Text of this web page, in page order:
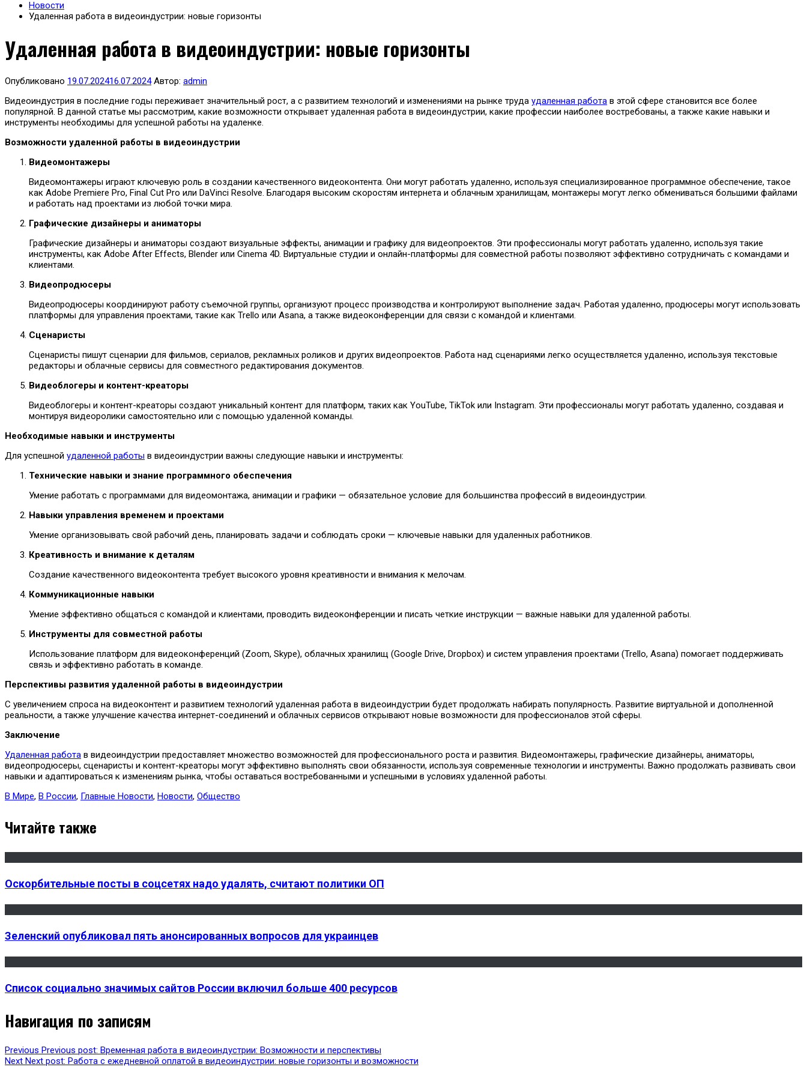
Новости
Удаленная работа в видеоиндустрии: новые горизонты
Удаленная работа в видеоиндустрии: новые горизонты
Опубликовано 19.07.202416.07.2024Автор: admin
Видеоиндустрия в последние годы переживает значительный рост, а с развитием технологий и изменениями на рынке труда удаленная работа в этой сфере становится все более
популярной. В данной статье мы рассмотрим, какие возможности открывает удаленная работа в видеоиндустрии, какие профессии наиболее востребованы, а также какие навыки и
инструменты необходимы для успешной работы на удаленке.
Возможности удаленной работы в видеоиндустрии
Видеомонтажеры
Видеомонтажеры играют ключевую роль в создании качественного видеоконтента. Они могут работать удаленно, используя специализированное программное обеспечение, такое
как Adobe Premiere Pro, Final Cut Pro или DaVinci Resolve. Благодаря высоким скоростям интернета и облачным хранилищам, монтажеры могут легко обмениваться большими файлами
и работать над проектами из любой точки мира.
Графические дизайнеры и аниматоры
Графические дизайнеры и аниматоры создают визуальные эффекты, анимации и графику для видеопроектов. Эти профессионалы могут работать удаленно, используя такие
инструменты, как Adobe After Effects, Blender или Cinema 4D. Виртуальные студии и онлайн-платформы для совместной работы позволяют эффективно сотрудничать с командами и
клиентами.
Видеопродюсеры
Видеопродюсеры координируют работу съемочной группы, организуют процесс производства и контролируют выполнение задач. Работая удаленно, продюсеры могут использовать
платформы для управления проектами, такие как Trello или Asana, а также видеоконференции для связи с командой и клиентами.
Сценаристы
Сценаристы пишут сценарии для фильмов, сериалов, рекламных роликов и других видеопроектов. Работа над сценариями легко осуществляется удаленно, используя текстовые
редакторы и облачные сервисы для совместного редактирования документов.
Видеоблогеры и контент-креаторы
Видеоблогеры и контент-креаторы создают уникальный контент для платформ, таких как YouTube, TikTok или Instagram. Эти профессионалы могут работать удаленно, создавая и
монтируя видеоролики самостоятельно или с помощью удаленной команды.
Необходимые навыки и инструменты
Для успешной удаленной работы в видеоиндустрии важны следующие навыки и инструменты:
Технические навыки и знание программного обеспечения
Умение работать с программами для видеомонтажа, анимации и графики — обязательное условие для большинства профессий в видеоиндустрии.
Навыки управления временем и проектами
Умение организовывать свой рабочий день, планировать задачи и соблюдать сроки — ключевые навыки для удаленных работников.
Креативность и внимание к деталям
Создание качественного видеоконтента требует высокого уровня креативности и внимания к мелочам.
Коммуникационные навыки
Умение эффективно общаться с командой и клиентами, проводить видеоконференции и писать четкие инструкции — важные навыки для удаленной работы.
Инструменты для совместной работы
Использование платформ для видеоконференций (Zoom, Skype), облачных хранилищ (Google Drive, Dropbox) и систем управления проектами (Trello, Asana) помогает поддерживать
связь и эффективно работать в команде.
Перспективы развития удаленной работы в видеоиндустрии
С увеличением спроса на видеоконтент и развитием технологий удаленная работа в видеоиндустрии будет продолжать набирать популярность. Развитие виртуальной и дополненной
реальности, а также улучшение качества интернет-соединений и облачных сервисов открывают новые возможности для профессионалов этой сферы.
Заключение
Удаленная работа в видеоиндустрии предоставляет множество возможностей для профессионального роста и развития. Видеомонтажеры, графические дизайнеры, аниматоры,
видеопродюсеры, сценаристы и контент-креаторы могут эффективно выполнять свои обязанности, используя современные технологии и инструменты. Важно продолжать развивать свои
навыки и адаптироваться к изменениям рынка, чтобы оставаться востребованными и успешными в условиях удаленной работы.
В Мире, В России, Главные Новости, Новости, Общество
Читайте также
Оскорбительные посты в соцсетях надо удалять, считают политики ОП
Зеленский опубликовал пять анонсированных вопросов для украинцев
Список социально значимых сайтов России включил больше 400 ресурсов
Навигация по записям
Previous Previous post: Временная работа в видеоиндустрии: Возможности и перспективы
Next Next post: Работа с ежедневной оплатой в видеоиндустрии: новые горизонты и возможности